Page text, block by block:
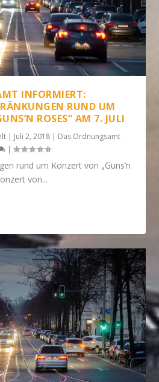
INFORMIERT:
RUND UM
ROSES“ AM 7. JULI
| Juli 2, 2018 | Das Ordnungsamt
|
rund um Konzert von „Guns’n
von...